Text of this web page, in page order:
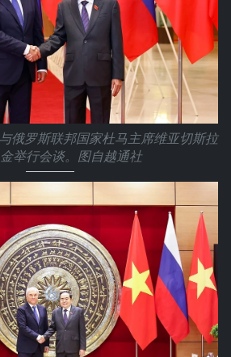
俄罗斯联邦国家杜马主席维亚切斯拉
金举行会谈。图自越通社